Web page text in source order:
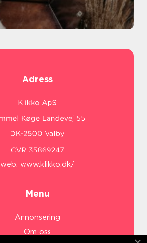
Adress
web: www.klikko.dk/
Menu
Annonsering
Om oss